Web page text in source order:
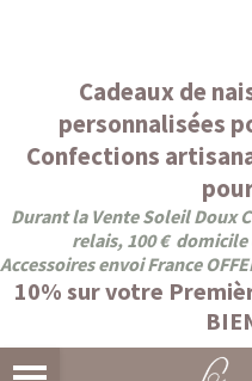
Cadeaux de
personnalisées
Confections
Durant la Vente Soleil Doux
relais, 100 € domicile
Accessoires envoi France
10% sur votre